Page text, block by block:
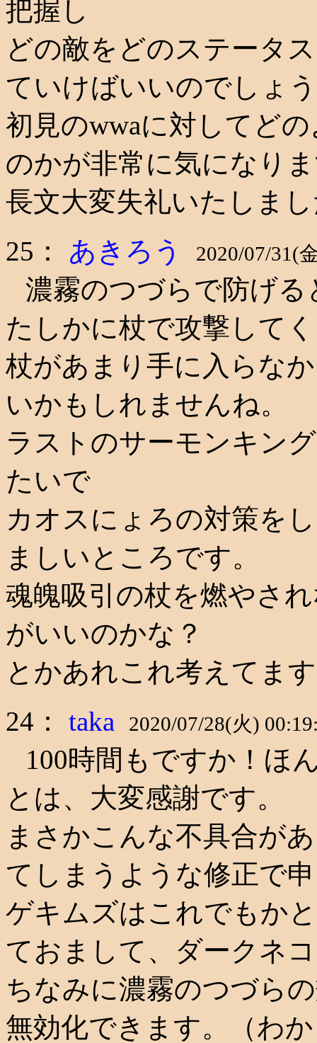
把握し
どの敵をどのステータ
ていけばいいのでしょ
初見のwwaに対してど
のかが非常に気になり
長文大変失礼いたしま
25： あきろう 2020/07/31(
濃霧のつづらで防げる
たしかに杖で攻撃して
杖があまり手に入らな
いかもしれませんね。
ラストのサーモンキン
たいで
カオスにょろの対策を
ましいところです。
魂魄吸引の杖を燃やさ
がいいのかな？
とかあれこれ考えてま
24： taka 2020/07/28(火)
100時間もですか！ほ
とは、大変感謝です。
まさかこんな不具合が
てしまうような修正で
ゲキムズはこれでもか
ておまして、ダークネ
ちなみに濃霧のつづら
無効化できます。（わ